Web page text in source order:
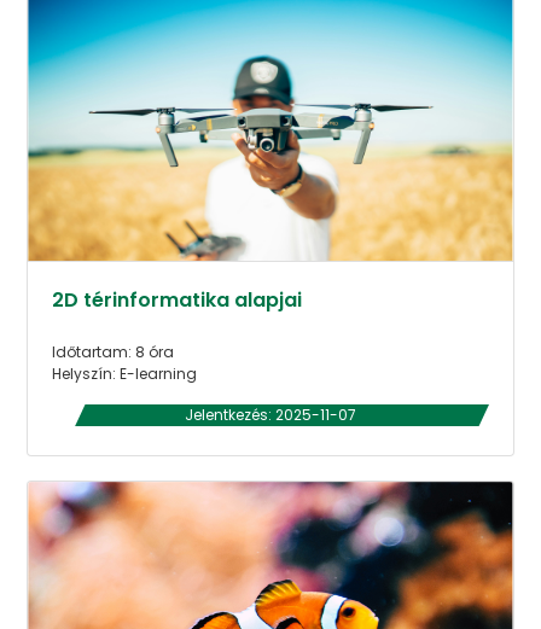
2D térinformatika alapjai
Időtartam: 8 óra
Helyszín: E-learning
Jelentkezés: 2025-11-07